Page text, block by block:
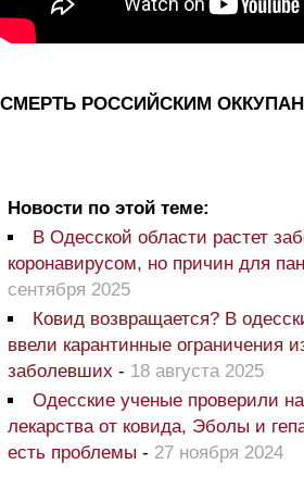
СМЕРТЬ РОССИЙСКИМ
Новости по этой теме:
В Одесской области растет
коронавирусом, но причин для
сентября 2025
Ковид возвращается? В
ввели карантинные ограничения
заболевших - 18 августа 2025
Одесские ученые проверили
лекарства от ковида, Эболы и
есть проблемы - 27 ноября 2024